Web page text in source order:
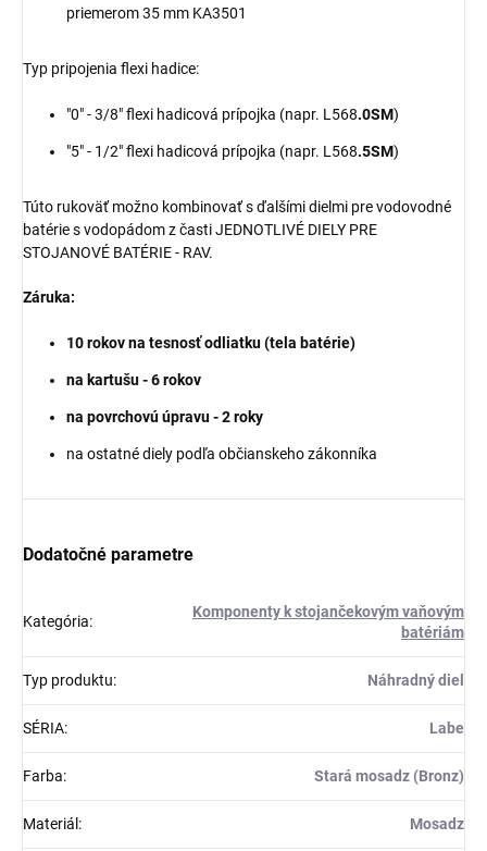
priemerom 35 mm KA3501
Typ pripojenia flexi hadice:
"0" - 3/8" flexi hadicová prípojka (napr. L568.0SM)
"5" - 1/2" flexi hadicová prípojka (napr. L568.5SM)
Túto rukoväť možno kombinovať s ďalšími dielmi pre vodovodné
batérie s vodopádom z častiJEDNOTLIVÉ DIELY PRE
STOJANOVÉ BATÉRIE- RAV.
Záruka:
10 rokov na tesnosť odliatku (tela batérie)
na kartušu - 6 rokov
na povrchovú úpravu - 2 roky
na ostatné diely podľa občianskeho zákonníka
Dodatočné parametre
Kategória:
Komponenty k stojančekovým vaňovým
batériám
Typ produktu: Náhradný diel
SÉRIA: Labe
Farba: Stará mosadz (Bronz)
Materiál : Mosadz